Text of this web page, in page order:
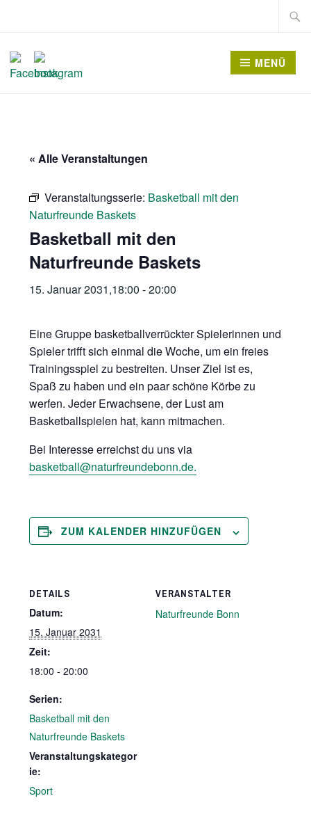
springen
Suche
MENÜ
« Alle Veranstaltungen
Veranstaltungsserie: Basketball mit den
Naturfreunde Baskets
Basketball mit den
Naturfreunde Baskets
15. Januar 2031,18:00 -20:00
Eine Gruppe basketballverrückter Spielerinnen und
Spieler trifft sich einmal die Woche, um ein freies
Trainingsspiel zu bestreiten. Unser Ziel ist es,
Spaß zu haben und ein paar schöne Körbe zu
werfen. Jeder Erwachsene, der Lust am
Basketballspielen hat, kann mitmachen.
Bei Interesse erreichst du uns via
basketball@naturfreundebonn.de.
ZUM KALENDER HINZUFÜGEN
DETAILS
Datum:
15. Januar 2031
Zeit:
18:00 - 20:00
Serien:
Basketball mit den
Naturfreunde Baskets
Veranstaltungskategor
ie:
Sport
VERANSTALTER
Naturfreunde Bonn